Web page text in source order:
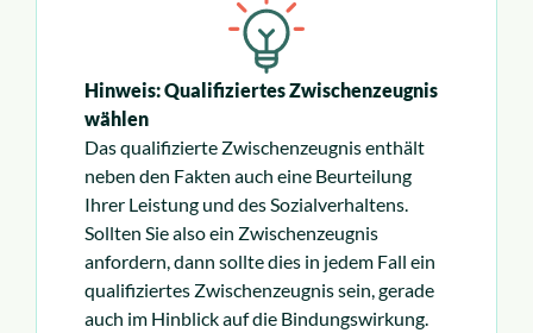
Hinweis: Qualifiziertes Zwischenzeugnis
wählen
Das qualifizierte Zwischenzeugnis enthält
neben den Fakten auch eine Beurteilung
Ihrer Leistung und des Sozialverhaltens.
Sollten Sie also ein Zwischenzeugnis
anfordern, dann sollte dies in jedem Fall ein
qualifiziertes Zwischenzeugnis sein, gerade
auch im Hinblick auf die Bindungswirkung.